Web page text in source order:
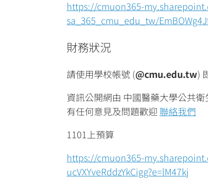
https://cmuon365-
sa_365_cmu_edu_tw/
財務狀況
請使用學校帳號 (@cmu.edu.tw)
資訊公開網由 中國醫藥大學公共
有任何意見及問題歡迎 聯絡我們
1101上預算
https://cmuon365-
ucVXYveRddzYkCigg?e=lM47kj